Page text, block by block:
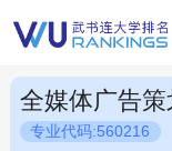
全媒体广告
专业代码:560216